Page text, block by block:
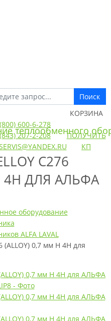
Поиск
600-6-278
207-2-208
КОРЗИНА
ПОЛУЧИТЬ
КП
C276
4H ДЛЯ АЛЬФА
оборудование
ALFA LAVAL
0,7 мм H 4H для